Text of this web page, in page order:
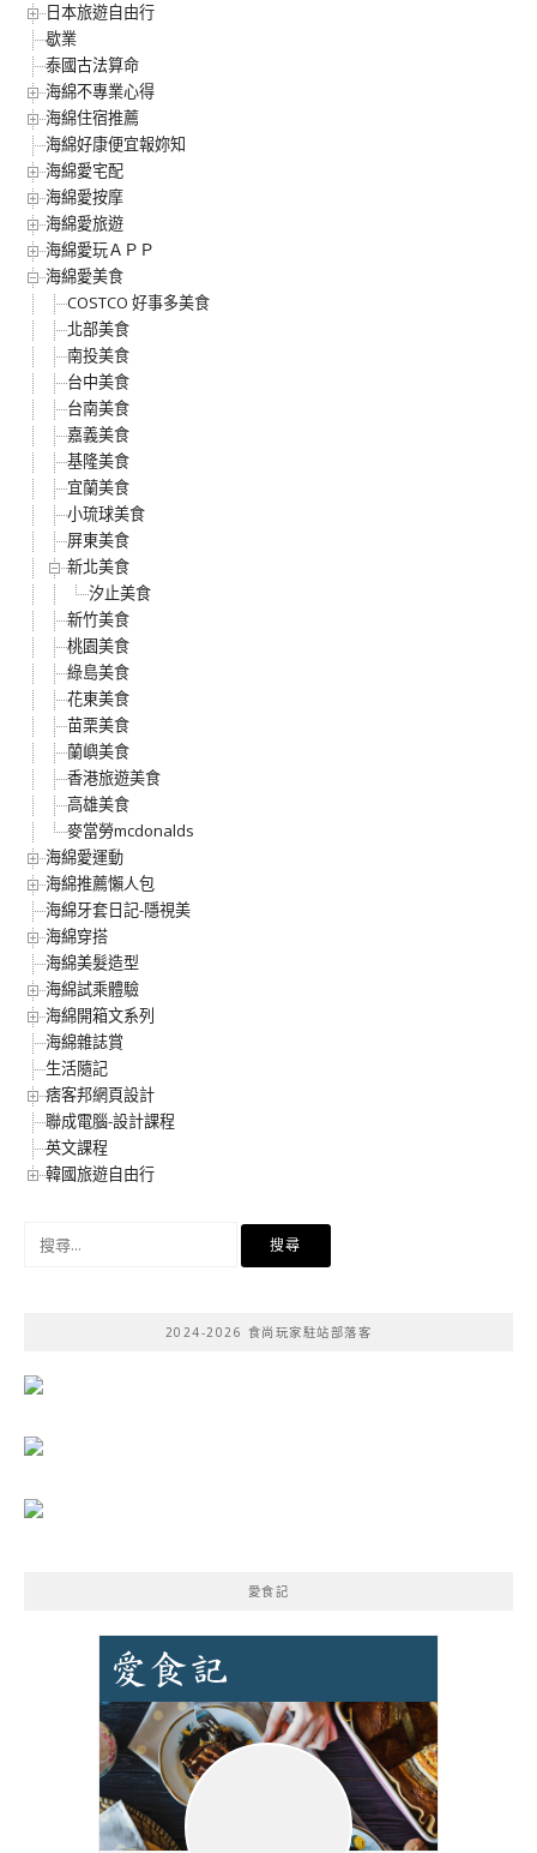
日本旅遊自由行
歇業
泰國古法算命
海綿不專業心得
海綿住宿推薦
海綿好康便宜報妳知
海綿愛宅配
海綿愛按摩
海綿愛旅遊
海綿愛玩ＡＰＰ
海綿愛美食
COSTCO 好事多美食
北部美食
南投美食
台中美食
台南美食
嘉義美食
基隆美食
宜蘭美食
小琉球美食
屏東美食
新北美食
汐止美食
新竹美食
桃園美食
綠島美食
花東美食
苗栗美食
蘭嶼美食
香港旅遊美食
高雄美食
麥當勞mcdonalds
海綿愛運動
海綿推薦懶人包
海綿牙套日記-隱視美
海綿穿搭
海綿美髮造型
海綿試乘體驗
海綿開箱文系列
海綿雜誌賞
生活隨記
痞客邦網頁設計
聯成電腦-設計課程
英文課程
韓國旅遊自由行
2024-2026 食尚玩家駐站部落客
愛食記